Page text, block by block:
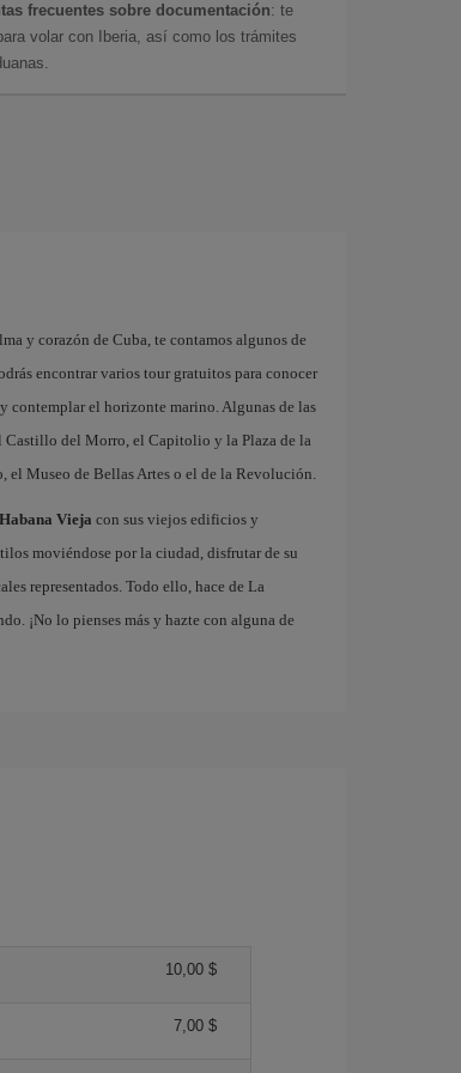
frecuentes sobre documentación: te
volar con Iberia, así como los trámites
y corazón de Cuba, te contamos algunos de
encontrar varios tour gratuitos para conocer
contemplar el horizonte marino. Algunas de las
Castillo del Morro, el Capitolio y la Plaza de la
el Museo de Bellas Artes o el de la Revolución.
Vieja con sus viejos edificios y
moviéndose por la ciudad, disfrutar de su
representados. Todo ello, hace de La
¡No lo pienses más y hazte con alguna de
10,00 $
7,00 $